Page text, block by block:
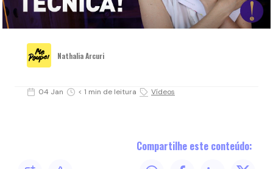
Nathalia Arcuri
04 Jan < 1 min de leitura Vídeos
Compartilhe este conteúdo: